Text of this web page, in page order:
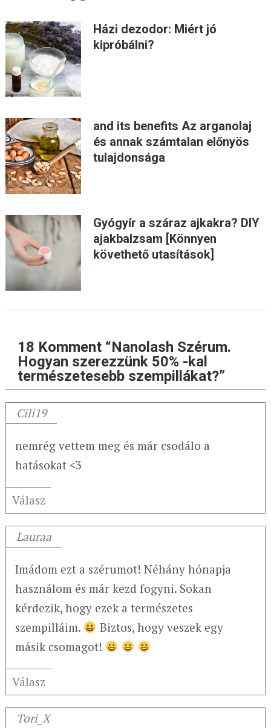
Házi dezodor: Miért jó
kipróbálni?
and its benefits Az arganolaj
és annak számtalan előnyös
tulajdonsága
Gyógyír a száraz ajkakra? DIY
ajakbalzsam [Könnyen
követhető utasítások]
18 Komment “Nanolash Szérum.
Hogyan szerezzünk 50% -kal
természetesebb szempillákat?”
Cili19
nemrég vettem meg és már csodálo a
hatásokat <3
Válasz
Lauraa
Imádom ezt a szérumot! Néhány hónapja
használom és már kezd fogyni. Sokan
kérdezik, hogy ezek a természetes
szempilláim.
Biztos, hogy veszek egy
másik csomagot!
Válasz
Tori_X